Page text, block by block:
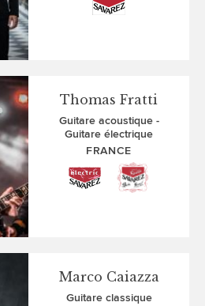
Thomas Fratti
Guitare acoustique
Guitare électrique
FRANCE
Marco Caiazza
Guitare classique